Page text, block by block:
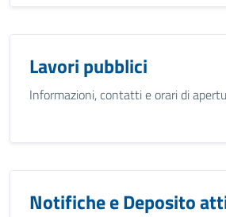
Lavori pubblici
Informazioni, contatti e orari di
Notifiche e Deposito